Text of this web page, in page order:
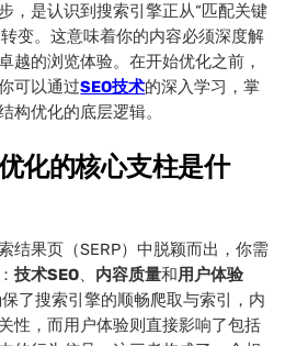
，是认识到搜索引擎正从“匹配关键
变。这意味着你的内容必须深度解
越的浏览体验。在开始优化之前，
可以通过SEO技术的深入学习，掌
构优化的底层逻辑。
化的核心支柱是什
结果页（SERP）中脱颖而出，你需
技术SEO、 内容质量和用户体验
保了搜索引擎的顺畅爬取与索引，内
性，而用户体验则直接影响了包括